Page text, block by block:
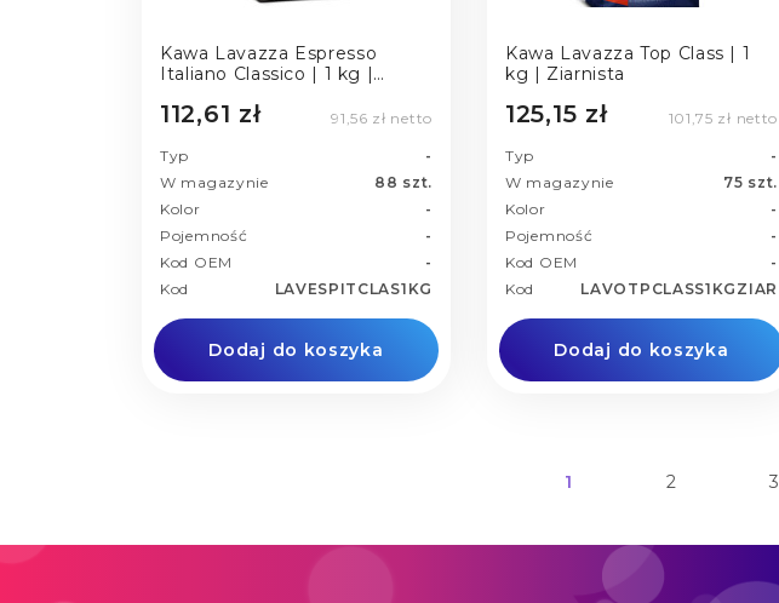
Kawa Lavazza Espresso
Italiano Classico | 1 kg |
112,61 zł 91,56 zł netto
Typ
-
W magazynie
88 szt.
Kolor
-
Pojemność
-
Kod OEM
-
Kod
LAVESPITCLAS1KG
Dodaj do koszyka
Kawa Lavazza Top Class | 1
kg | Ziarnista
125,15 zł 101,75 zł netto
Typ
-
W magazynie
75 szt.
Kolor
-
Pojemność
-
Kod OEM
-
Kod
LAVOTPCLASS1KGZIAR
Dodaj do koszyka
1 2 3